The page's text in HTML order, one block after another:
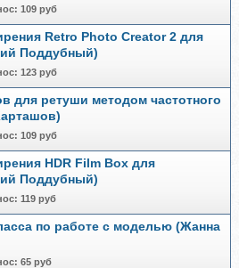
109 руб
Retro Photo Creator 2 для
Поддубный)
123 руб
для ретуши методом частотного
109 руб
HDR Film Box для
Поддубный)
119 руб
по работе с моделью (Жанна
65 руб